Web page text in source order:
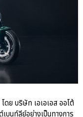
ย บริษัท เอเอเอส ออโต้
บนท์ลีย์อย่างเป็นทางการ